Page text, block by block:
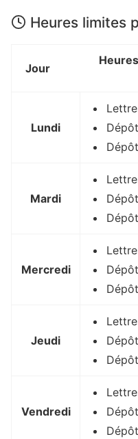
Heures limites
Jour
Lundi
Mardi
Mercredi
Jeudi
Vendredi